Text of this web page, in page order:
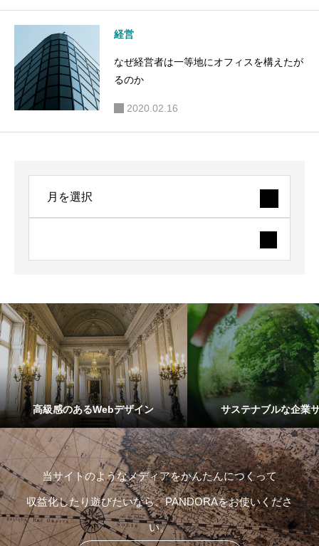
経営
なぜ経営者は一等地にオフィスを構えたが
るのか
2020.02.16
高級感のあるWebデザイン サステナブルな企業
当サイトのようなメディアをかんたんにつくって
収益化したり遊びたいなら、PANDORAをお使いくださ
い。